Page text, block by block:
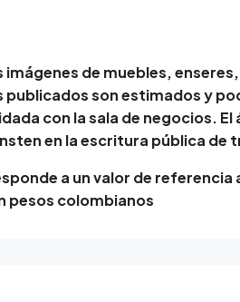
de muebles,
publicados son estimados y
con la sala de negocios.
en la escritura pública de
a un valor de referencia
pesos colombianos